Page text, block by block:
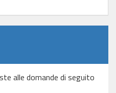
alle domande di seguito